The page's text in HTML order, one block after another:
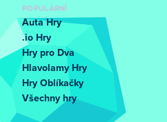
POPULÁRNÍ
Auta Hry
.io Hry
Hry pro Dva
Hlavolamy Hry
Hry Oblíkačky
Všechny hry